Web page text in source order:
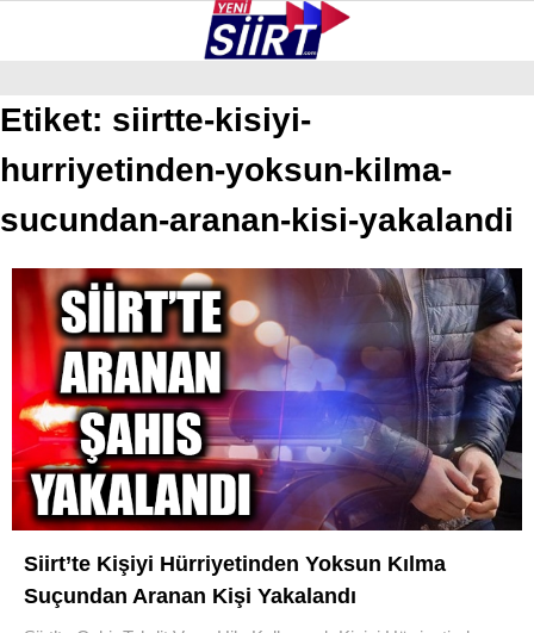
GALERİ VİDEO YAZARLAR
BAYKAN
PERVARI
ŞIRVAN
TILLO
GÜNDEM
NÖBETÇI ECZANELER
Etiket: siirtte-kisiyi-
hurriyetinden-yoksun-kilma-
sucundan-aranan-kisi-yakalandi
Siirt’te Kişiyi Hürriyetinden Yoksun Kılma
Suçundan Aranan Kişi Yakalandı